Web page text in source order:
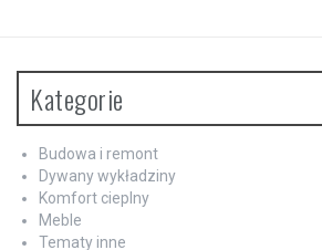
Kategorie
Budowa i remont
Dywany wykładziny
Komfort cieplny
Meble
Tematy inne